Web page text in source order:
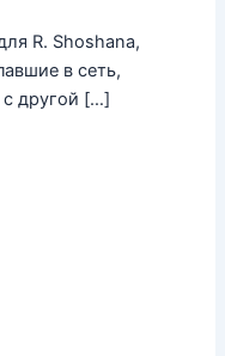
R. Shoshana,
в сеть,
с другой […]